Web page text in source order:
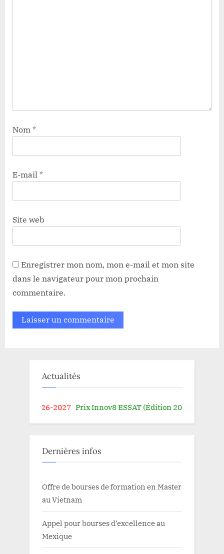
Nom *
E-mail *
Site web
Enregistrer mon nom, mon e-mail et mon site
dans le navigateur pour mon prochain
commentaire.
Actualités
2026-2027 Prix Innov8 ESSAT (Édition 2026)
Dernières infos
Offre de bourses de formation en Master
au Vietnam
Appel pour bourses d’excellence au
Mexique